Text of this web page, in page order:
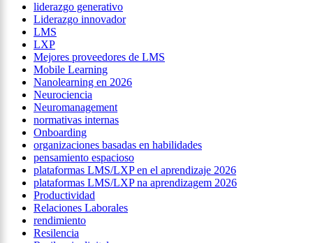
liderazgo generativo
Liderazgo innovador
LMS
LXP
Mejores proveedores de LMS
Mobile Learning
Nanolearning en 2026
Neurociencia
Neuromanagement
normativas internas
Onboarding
organizaciones basadas en habilidades
pensamiento espacioso
plataformas LMS/LXP en el aprendizaje 2026
plataformas LMS/LXP na aprendizagem 2026
Productividad
Relaciones Laborales
rendimiento
Resilencia